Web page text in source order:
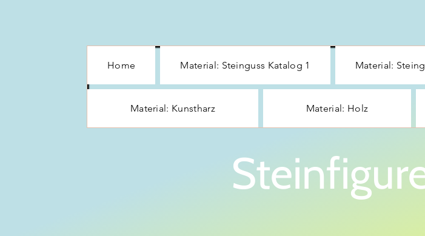
Home Material: Steinguss Katalog 1 Material:
Material: Kunstharz Material: Holz